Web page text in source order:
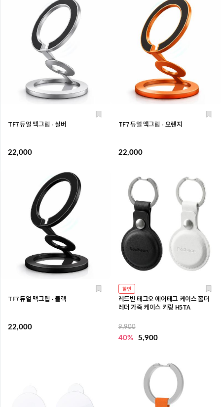
TF7 듀얼 맥그립 - 실버
22,000
TF7 듀얼 맥그립 - 오렌지
22,000
TF7 듀얼 맥그립 - 블랙
22,000
할인
레드빈 태그오 에어태그 케이스 홀더
레더 가죽 케이스 키링 H5TA
9,900
40% 5,900